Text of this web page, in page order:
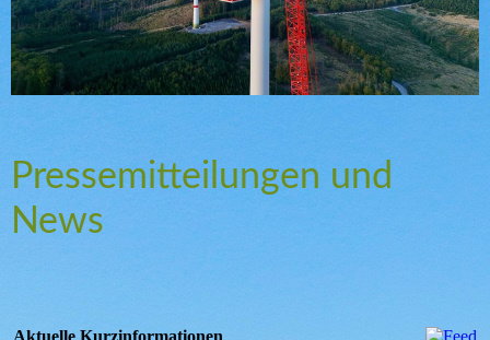
Pressemitteilungen und
News
Aktuelle Kurzinformationen